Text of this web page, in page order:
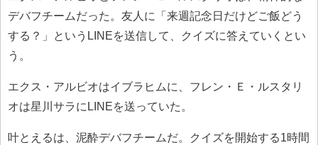
デバフチームだった。友人に「来週記念日だけどご飯どう
する？」というLINEを送信して、クイズに答えていくとい
う。
エクス・アルビオはイブラヒムに、フレン・Ｅ・ルスタリ
オは星川サラにLINEを送っていた。
叶とえるは、泥酔デバフチームだ。クイズを開始する1時間